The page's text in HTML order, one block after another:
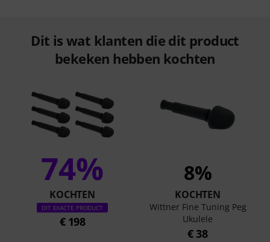
Dit is wat klanten die dit product
bekeken hebben kochten
74%
KOCHTEN
DIT EXACTE PRODUCT
€ 198
8%
KOCHTEN
Wittner Fine Tuning Peg
Ukulele
€ 38